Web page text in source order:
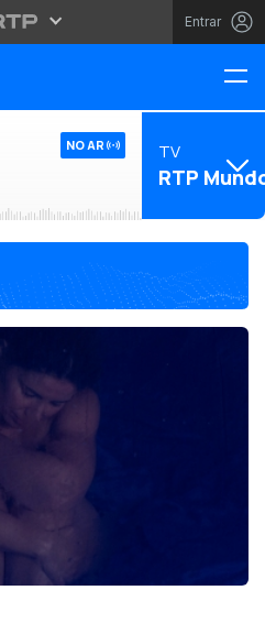
Entrar
NO AR TV
RTP